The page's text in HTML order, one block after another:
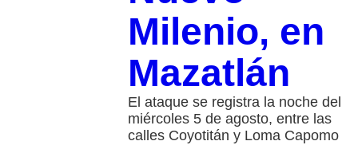
Milenio, en
Mazatlán
El ataque se registra la noche del
miércoles 5 de agosto, entre las
calles Coyotitán y Loma Capomo